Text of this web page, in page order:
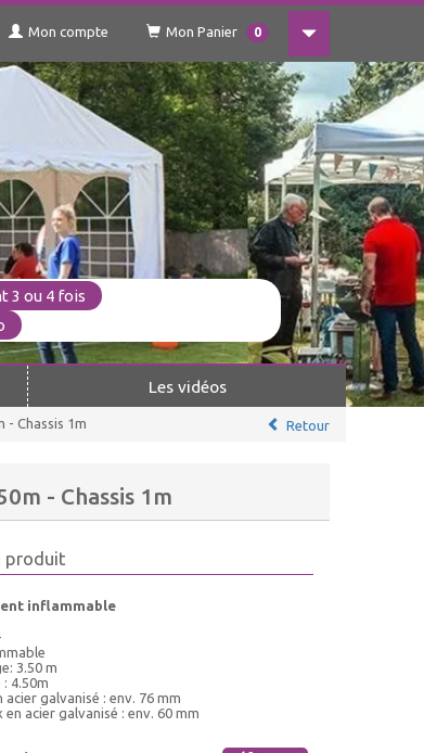
Mon compte Mon Panier 0
3 ou 4 fois
Les vidéos
- Chassis 1m Retour
- Chassis 1m
produit
inflammable
3.50 m
4.50m
galvanisé : env. 76 mm
acier galvanisé : env. 60 mm